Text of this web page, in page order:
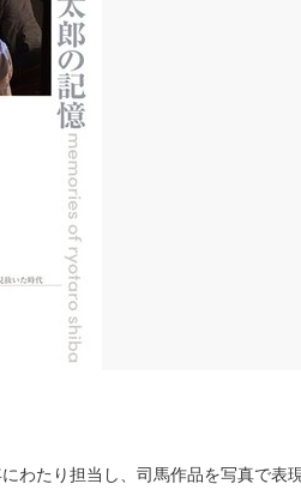
わたり担当し、司馬作品を写真で表